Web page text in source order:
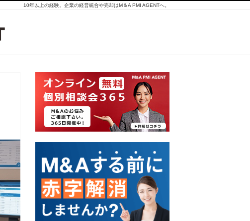
10年以上の経験。企業の経営統合や売却はM＆A PMI AGENTへ。
販
事
業
の
譲
渡